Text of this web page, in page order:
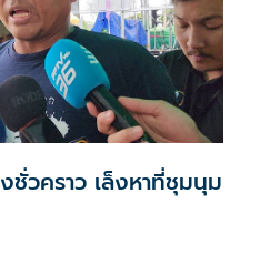
วคราว เล็งหาที่ชุมนุม